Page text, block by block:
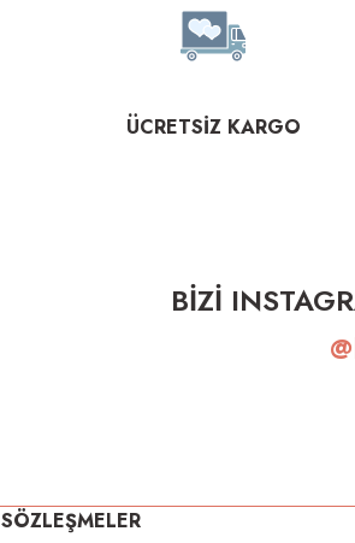
ÜCRETSİZ KARGO
BİZİ
SÖZLEŞMELER